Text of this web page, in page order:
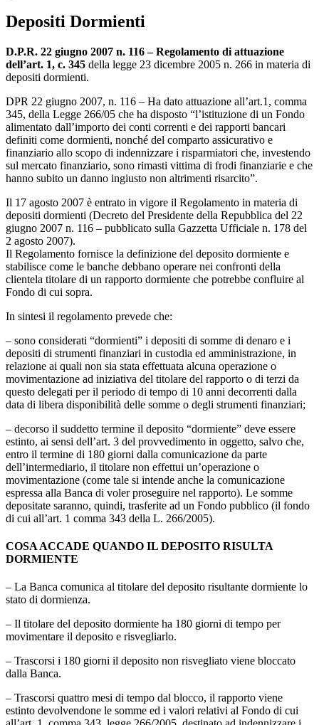
Depositi Dormienti
D.P.R. 22 giugno 2007 n. 116 – Regolamento di attuazione
dell’art. 1, c. 345 della legge 23 dicembre 2005 n. 266 in materia di
depositi dormienti.
DPR 22 giugno 2007, n. 116 – Ha dato attuazione all’art.1, comma
345, della Legge 266/05 che ha disposto “l’istituzione di un Fondo
alimentato dall’importo dei conti correnti e dei rapporti bancari
definiti come dormienti, nonché del comparto assicurativo e
finanziario allo scopo di indennizzare i risparmiatori che, investendo
sul mercato finanziario, sono rimasti vittima di frodi finanziarie e che
hanno subito un danno ingiusto non altrimenti risarcito”.
Il 17 agosto 2007 è entrato in vigore il Regolamento in materia di
depositi dormienti (Decreto del Presidente della Repubblica del 22
giugno 2007 n. 116 – pubblicato sulla Gazzetta Ufficiale n. 178 del
2 agosto 2007).
Il Regolamento fornisce la definizione del deposito dormiente e
stabilisce come le banche debbano operare nei confronti della
clientela titolare di un rapporto dormiente che potrebbe confluire al
Fondo di cui sopra.
In sintesi il regolamento prevede che:
– sono considerati “dormienti” i depositi di somme di denaro e i
depositi di strumenti finanziari in custodia ed amministrazione, in
relazione ai quali non sia stata effettuata alcuna operazione o
movimentazione ad iniziativa del titolare del rapporto o di terzi da
questo delegati per il periodo di tempo di 10 anni decorrenti dalla
data di libera disponibilità delle somme o degli strumenti finanziari;
– decorso il suddetto termine il deposito “dormiente” deve essere
estinto, ai sensi dell’art. 3 del provvedimento in oggetto, salvo che,
entro il termine di 180 giorni dalla comunicazione da parte
dell’intermediario, il titolare non effettui un’operazione o
movimentazione (come tale si intende anche la comunicazione
espressa alla Banca di voler proseguire nel rapporto). Le somme
depositate saranno, quindi, trasferite ad un Fondo pubblico (il fondo
di cui all’art. 1 comma 343 della L. 266/2005).
COSA ACCADE QUANDO IL DEPOSITO RISULTA
DORMIENTE
– La Banca comunica al titolare del deposito risultante dormiente lo
stato di dormienza.
– Il titolare del deposito dormiente ha 180 giorni di tempo per
movimentare il deposito e risvegliarlo.
– Trascorsi i 180 giorni il deposito non risvegliato viene bloccato
dalla Banca.
– Trascorsi quattro mesi di tempo dal blocco, il rapporto viene
estinto devolvendone le somme ed i valori relativi al Fondo di cui